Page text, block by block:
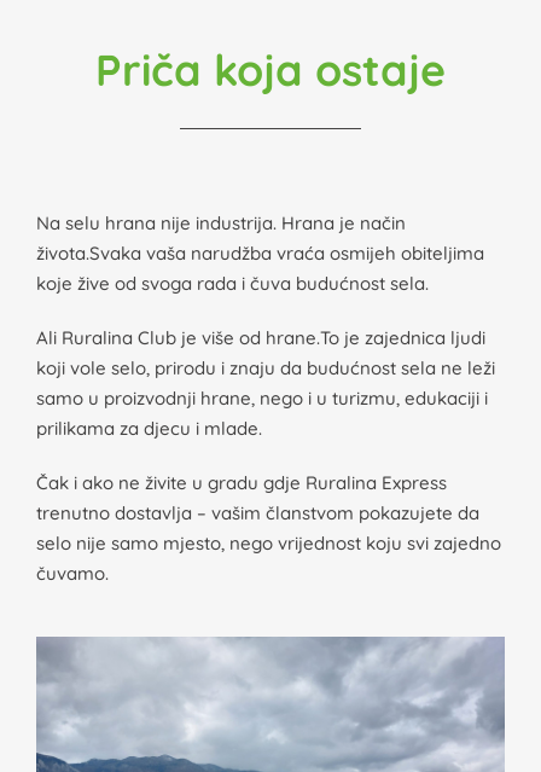
Priča koja ostaje
Na selu hrana nije industrija. Hrana je način
života.Svaka vaša narudžba vraća osmijeh obiteljima
koje žive od svoga rada i čuva budućnost sela.
Ali Ruralina Club je više od hrane.To je zajednica ljudi
koji vole selo, prirodu i znaju da budućnost sela ne leži
samo u proizvodnji hrane, nego i u turizmu, edukaciji i
prilikama za djecu i mlade.
Čak i ako ne živite u gradu gdje Ruralina Express
trenutno dostavlja – vašim članstvom pokazujete da
selo nije samo mjesto, nego vrijednost koju svi zajedno
čuvamo.